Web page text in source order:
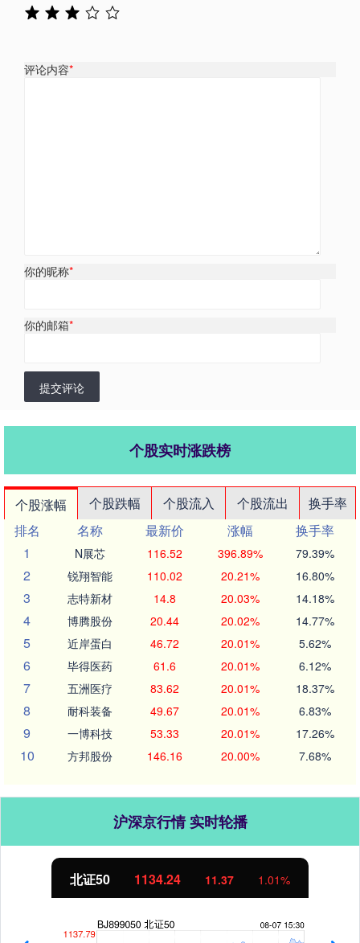
评论内容*
你的昵称*
你的邮箱*
提交评论
个股实时涨跌榜
个股涨幅 个股跌幅 个股流入 个股流出
换手率
排名
名称 最新价 涨幅
换手率
1
N展芯 116.52 396.89% 79.39%
2 锐翔智能 110.02 20.21% 16.80%
3 志特新材 14.8 20.03% 14.18%
4 博腾股份 20.44 20.02% 14.77%
5 近岸蛋白 46.72 20.01% 5.62%
6 毕得医药 61.6 20.01% 6.12%
7 五洲医疗 83.62 20.01% 18.37%
8 耐科装备 49.67 20.01% 6.83%
9 一博科技 53.33 20.01% 17.26%
10 方邦股份 146.16 20.00% 7.68%
沪深京行情 实时轮播
北证50 1134.24 11.37 1.01%